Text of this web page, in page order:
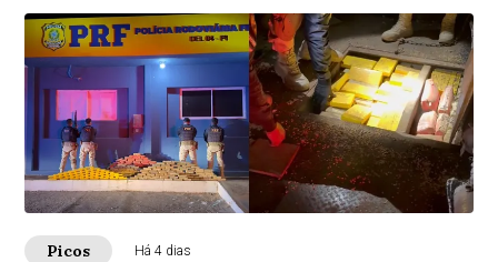
Picos Há 4 dias